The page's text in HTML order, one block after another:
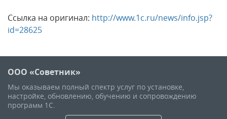
Ссылка на оригинал: http://www.1c.ru/news/info.jsp?
id=28625
ООО «Советник»
Мы оказываем полный спектр услуг по установке,
настройке, обновлению, обучению и сопровождению
программ 1С.